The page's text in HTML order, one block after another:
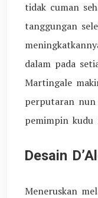
tidak cuman
tanggungan
dalam pada
Martingale
perputaran nun
pemimpin kudu
Desain
Meneruskan